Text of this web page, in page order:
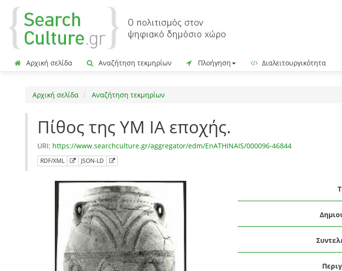
Αρχική σελίδα Αναζήτηση τεκμηρίων Πλοήγηση Διαλειτουργικότητα
Αρχική σελίδα Αναζήτηση τεκμηρίων
Πίθος της ΥΜ ΙΑ εποχής.
URI: https://www.searchculture.gr/aggregator/edm/EnATHINAIS/000096-46844
RDF/XML JSON-LD